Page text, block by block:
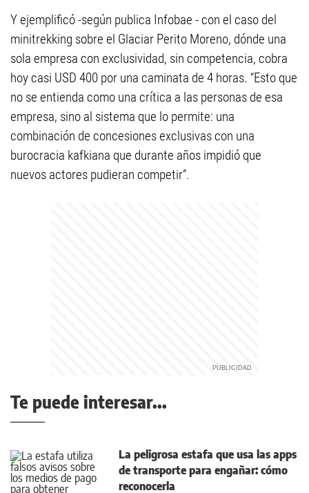
Y ejemplificó -según publica Infobae - con el caso del
minitrekking sobre el Glaciar Perito Moreno, dónde una
sola empresa con exclusividad, sin competencia, cobra
hoy casi USD 400 por una caminata de 4 horas. “Esto que
no se entienda como una crítica a las personas de esa
empresa, sino al sistema que lo permite: una
combinación de concesiones exclusivas con una
burocracia kafkiana que durante años impidió que
nuevos actores pudieran competir”.
Te puede interesar...
La peligrosa estafa que usa las apps
de transporte para engañar: cómo
reconocerla